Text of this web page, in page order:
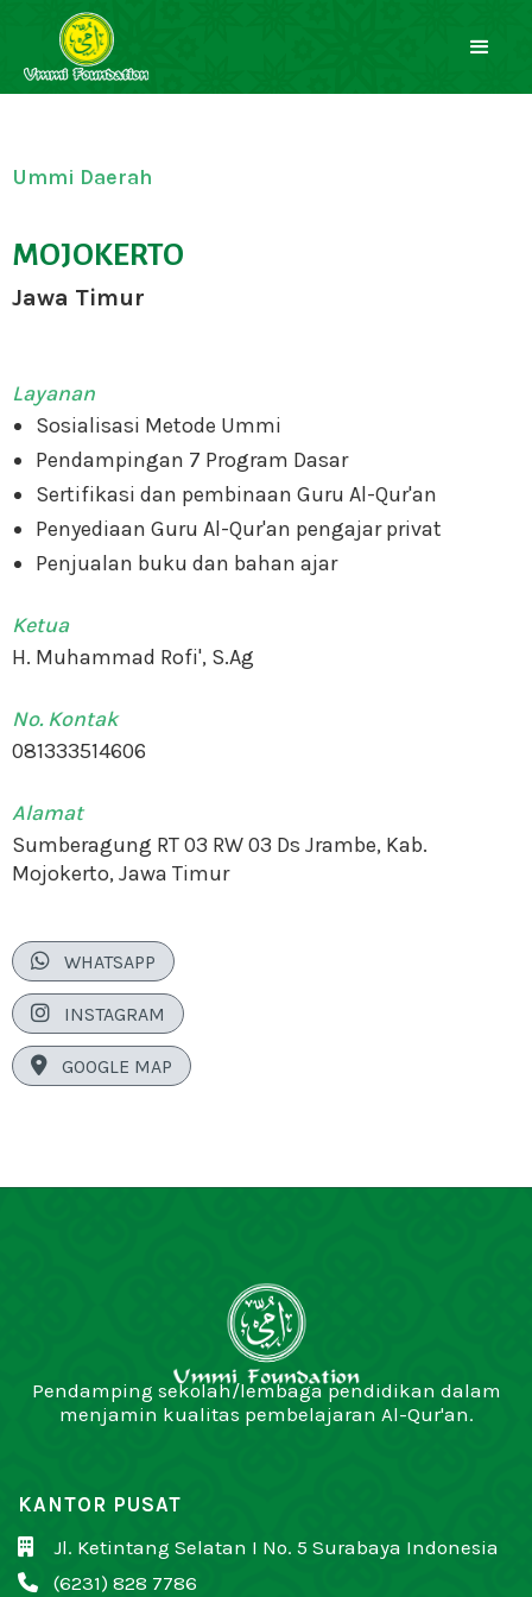
Ummi Daerah
MOJOKERTO
Jawa Timur
Layanan
Sosialisasi Metode Ummi
Pendampingan 7 Program Dasar
Sertifikasi dan pembinaan Guru Al-Qur'an
Penyediaan Guru Al-Qur'an pengajar privat
Penjualan buku dan bahan ajar
Ketua
H. Muhammad Rofi', S.Ag
No. Kontak
081333514606
Alamat
Sumberagung RT 03 RW 03 Ds Jrambe, Kab.
Mojokerto, Jawa Timur
 WHATSAPP
 INSTAGRAM
 GOOGLE MAP
Pendamping sekolah/lembaga pendidikan dalam
menjamin kualitas pembelajaran Al-Qur'an.
KANTOR PUSAT
 Jl. Ketintang Selatan I No. 5 Surabaya Indonesia
 (6231) 828 7786